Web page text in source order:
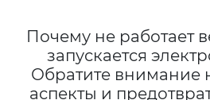
Почему не работает
запускается
Обратите внимание
аспекты и